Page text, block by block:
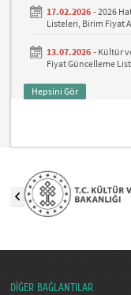
17.02.2026 -2026
Listeleri, Birim Fiyat
13.07.2026 - Kültür
Fiyat Güncelleme
Hepsini Gör
DİĞER BAĞLANTILAR